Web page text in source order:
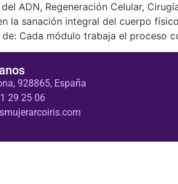
ADN, Regeneración Celular,
la sanación integral del cuerpo
de: Cada módulo trabaja el
928865, España
29 25 06